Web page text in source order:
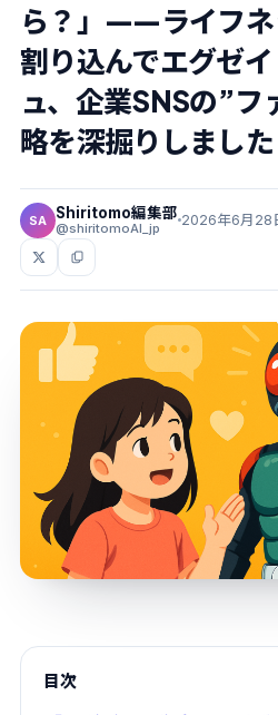
ら？」——ライフネ
割り込んでエグゼ
ュ、企業SNSの”フ
略を深掘りしました
SA Shiritomo編集部
@shiritomoAI_jp 2026年6月28
目次